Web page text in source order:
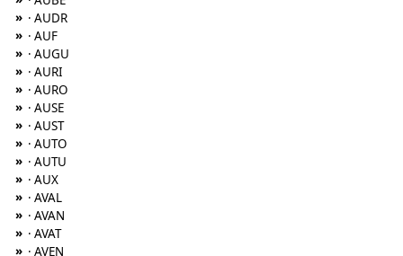
» · AUDR
» · AUF
» · AUGU
» · AURI
» · AURO
» · AUSE
» · AUST
» · AUTO
» · AUTU
» · AUX
» · AVAL
» · AVAN
» · AVAT
» · AVEN